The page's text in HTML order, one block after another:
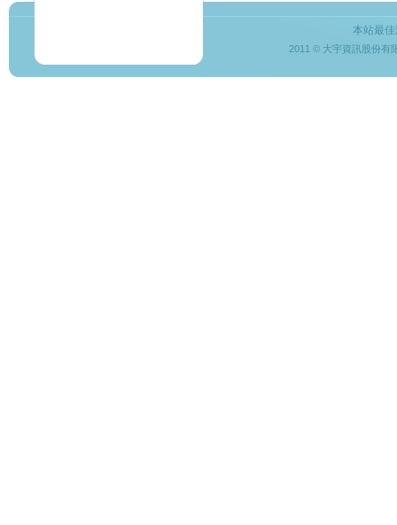
本站最
2011 © 大宇資訊股份有